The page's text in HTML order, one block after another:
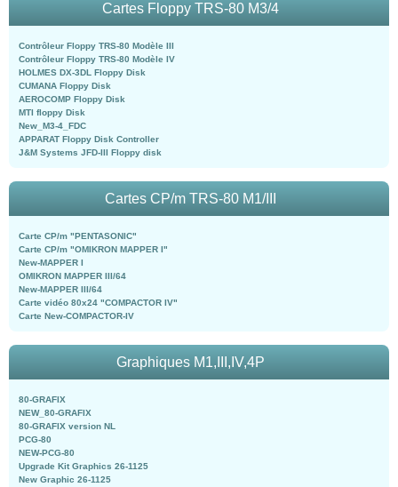
Cartes Floppy TRS-80 M3/4
Contrôleur Floppy TRS-80 Modèle III
Contrôleur Floppy TRS-80 Modèle IV
HOLMES DX-3DL Floppy Disk
CUMANA Floppy Disk
AEROCOMP Floppy Disk
MTI floppy Disk
New_M3-4_FDC
APPARAT Floppy Disk Controller
J&M Systems JFD-III Floppy disk
Cartes CP/m TRS-80 M1/III
Carte CP/m "PENTASONIC"
Carte CP/m "OMIKRON MAPPER I"
New-MAPPER I
OMIKRON MAPPER III/64
New-MAPPER III/64
Carte vidéo 80x24 "COMPACTOR IV"
Carte New-COMPACTOR-IV
Graphiques M1,III,IV,4P
80-GRAFIX
NEW_80-GRAFIX
80-GRAFIX version NL
PCG-80
NEW-PCG-80
Upgrade Kit Graphics 26-1125
New Graphic 26-1125